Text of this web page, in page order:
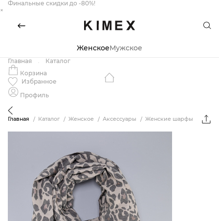
Финальные скидки до -80%!
×
ЖенскоеМужское
Главная
Каталог
Корзина
Избранное
Профиль
Главная Каталог Женское Аксессуары Женские шарфы